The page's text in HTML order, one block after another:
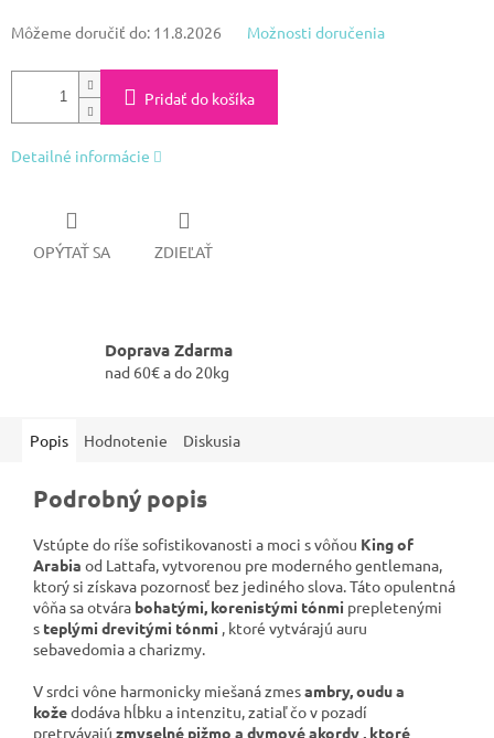
Môžeme doručiť do: 11.8.2026 Možnosti doručenia
Pridať do košíka
Detailné informácie
OPÝTAŤ SA ZDIEĽAŤ
Doprava Zdarma
nad 60€ a do 20kg
Popis Hodnotenie Diskusia
Podrobný popis
Vstúpte do ríše sofistikovanosti a moci s vôňou King of
Arabia od Lattafa, vytvorenou pre moderného gentlemana,
ktorý si získava pozornosť bez jediného slova. Táto opulentná
vôňa sa otvára bohatými, korenistými tónmi prepletenými
s teplými drevitými tónmi , ktoré vytvárajú auru
sebavedomia a charizmy.
V srdci vône harmonicky miešaná zmesambry, oudu a
kožedodáva hĺbku a intenzitu, zatiaľ čov pozadí
pretrvávajú zmyselné pižmo a dymové akordy , ktoré